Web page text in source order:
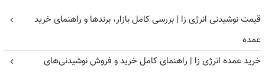
قیمت نوشیدنی انرژی زا | بررسی کامل بازار، برندها و راهنمای خرید
عمده
خرید عمده انرژی زا | راهنمای کامل خرید و فروش نوشیدنی‌های